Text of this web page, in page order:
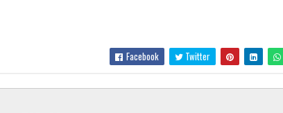
Facebook Twitter